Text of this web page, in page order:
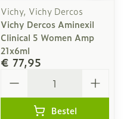
Vichy, Vichy Dercos
Vichy Dercos Aminexil
Clinical 5 Women Amp
21x6ml
€ 77,95
Bestel